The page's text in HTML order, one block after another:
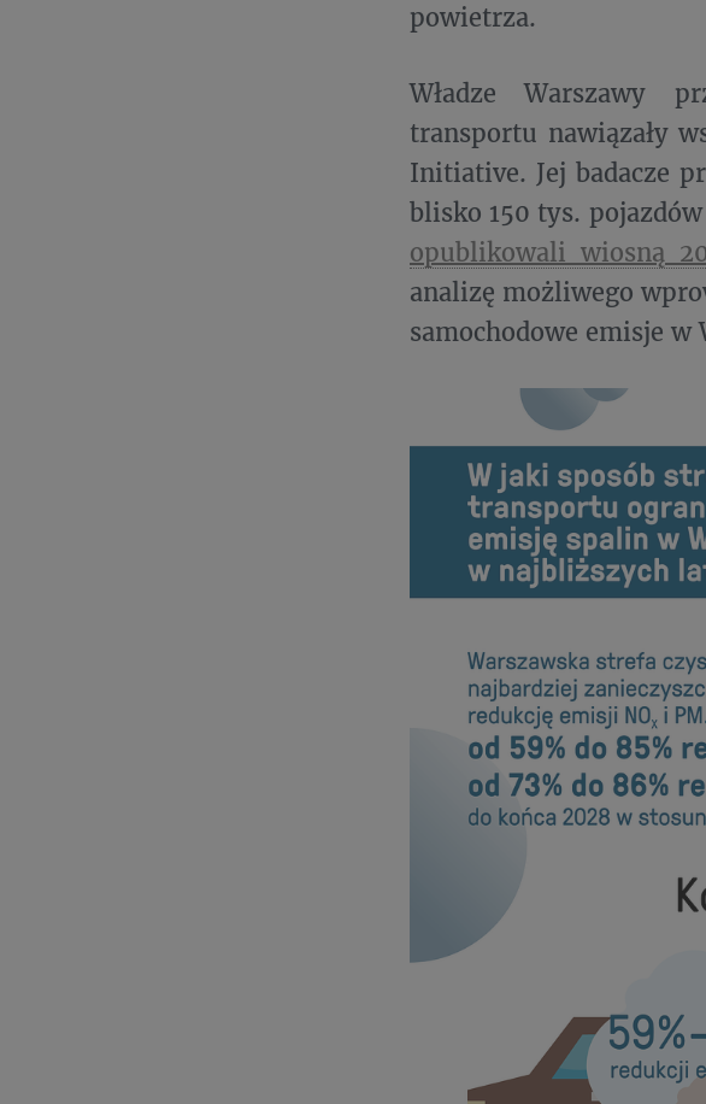
powietrza.
Władze Warszawy
transportu nawiązały
Initiative. Jej badacze
blisko 150 tys.
opublikowali wiosną
analizę możliwego
samochodowe emisje w